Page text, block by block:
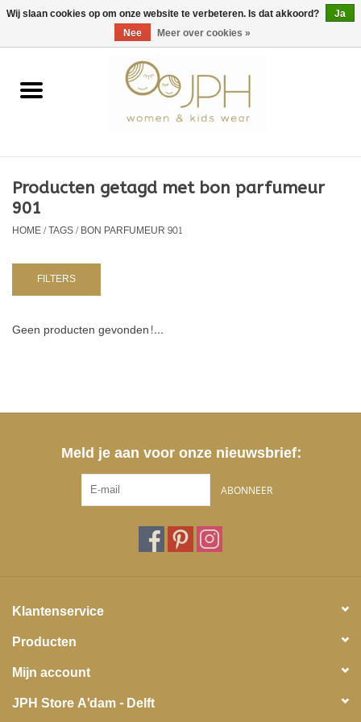
EUR/GBP/USD 0 Artikelen - €0,00
Home
Kids
Baby
Producten getagd met bon parfumeur
901
HOME/TAGS/BON PARFUMEUR 901
FILTERS
Geen producten gevonden!...
Meld je aan voor onze nieuwsbrief:
ABONNEER
Klantenservice
Producten
Mijn account
JPH Store A'dam - Delft
Wij slaan cookies op om onze website te verbeteren. Is dat akkoord?
Ja
Nee
Meer over cookies »